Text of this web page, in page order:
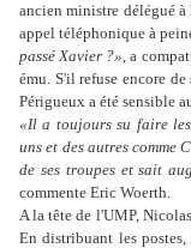
ancien ministre délégué
appel téléphonique à
passé Xavier ?», a
ému. S'il refuse encore
Périgueux a été sensible
«Il a toujours su faire
uns et des autres
de ses troupes et sait
commente Eric Woerth.
A la tête de l'UMP,
En distribuant les